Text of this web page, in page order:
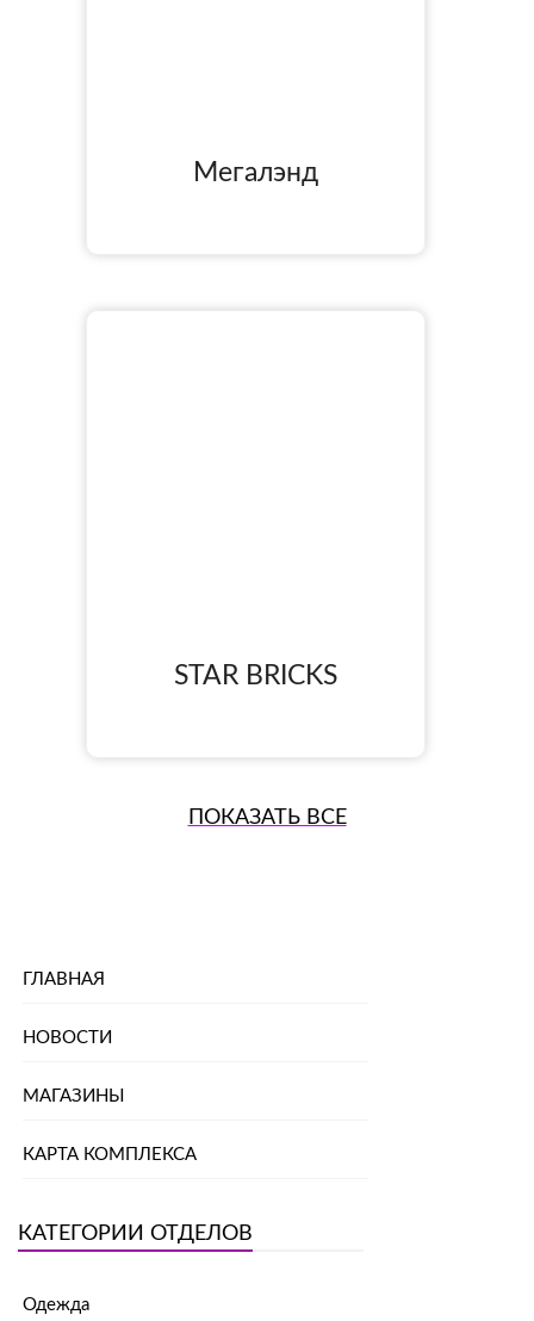
Мегалэнд
STAR BRICKS
ПОКАЗАТЬ ВСЕ
ГЛАВНАЯ
НОВОСТИ
МАГАЗИНЫ
КАРТА КОМПЛЕКСА
КАТЕГОРИИ ОТДЕЛОВ
Одежда